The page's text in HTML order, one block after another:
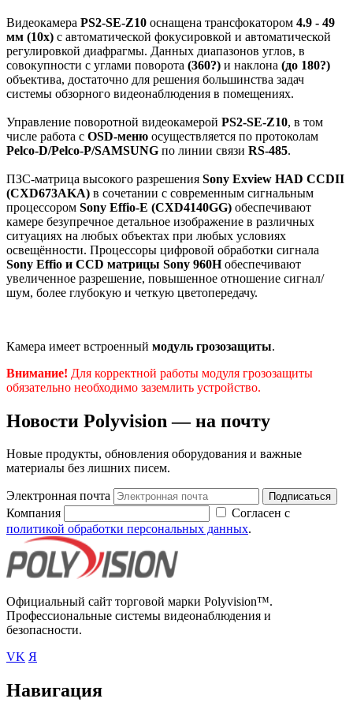
Видеокамера PS2-SE-Z10 оснащена трансфокатором 4.9 - 49
мм (10x) с автоматической фокусировкой и автоматической
регулировкой диафрагмы. Данных диапазонов углов, в
совокупности с углами поворота (360?) и наклона (до 180?)
объектива, достаточно для решения большинства задач
системы обзорного видеонаблюдения в помещениях.
Управление поворотной видеокамерой PS2-SE-Z10, в том
числе работа с OSD-меню осуществляется по протоколам
Pelco-D/Pelco-P/SAMSUNG по линии связи RS-485.
ПЗС-матрица высокого разрешения Sony Exview HAD CCDII
(CXD673AKA) в сочетании с современным сигнальным
процессором Sony Effio-E (CXD4140GG) обеспечивают
камере безупречное детальное изображение в различных
ситуациях на любых объектах при любых условиях
освещённости. Процессоры цифровой обработки сигнала
Sony Effio и CCD матрицы Sony 960Hобеспечивают
увеличенное разрешение, повышенное отношение сигнал/
шум, более глубокую и четкую цветопередачу.
Камера имеет встроенный модуль грозозащиты.
Внимание! Для корректной работы модуля грозозащиты
обязательно необходимо заземлить устройство.
Новости Polyvision — на почту
Новые продукты, обновления оборудования и важные
материалы без лишних писем.
Электронная почта Подписаться
Компания
Согласен с
политикой обработки персональных данных.
Официальный сайт торговой марки Polyvision™.
Профессиональные системы видеонаблюдения и
безопасности.
VK Я
Навигация